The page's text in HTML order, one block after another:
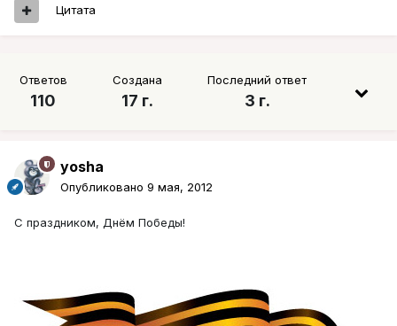
Цитата
Ответов
110
Создана
17 г.
Последний ответ
3 г.
yosha
Опубликовано 9 мая, 2012
C праздником, Днём Победы!